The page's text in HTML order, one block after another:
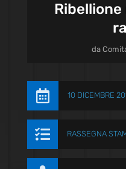
da
 10 DICEMBRE
 RASSEGNA